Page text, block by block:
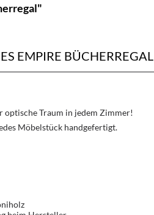
EMPIRE BÜCHERREGAL.
optische Traum in jedem Zimmer!
Möbelstück handgefertigt.